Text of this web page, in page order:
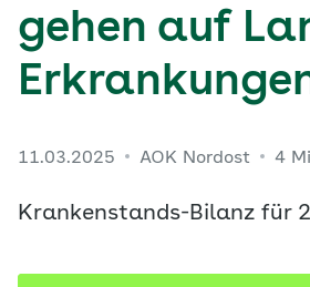
gehen auf
11.03.2025 AOK Nordost 4
Krankenstands-Bilanz für